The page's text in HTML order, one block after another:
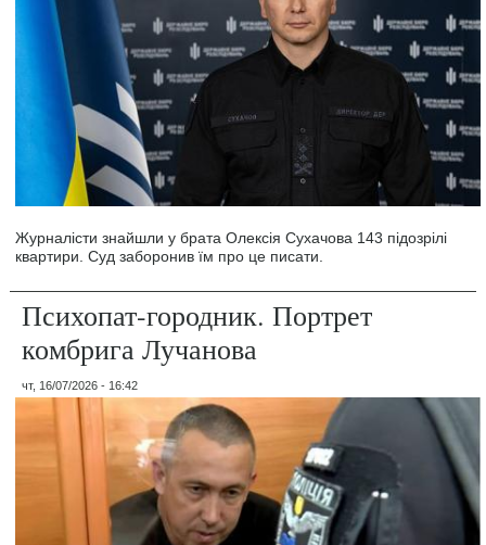
Журналісти знайшли у брата Олексія Сухачова 143 підозрілі
квартири. Суд заборонив їм про це писати.
Психопат-городник. Портрет
комбрига Лучанова
чт, 16/07/2026 - 16:42